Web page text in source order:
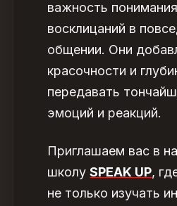
важность
восклицаний в
общении. Они
красочности и
передавать
эмоций и реакций.
Приглашаем вас в
школуSPEAK UP,
не только изучать